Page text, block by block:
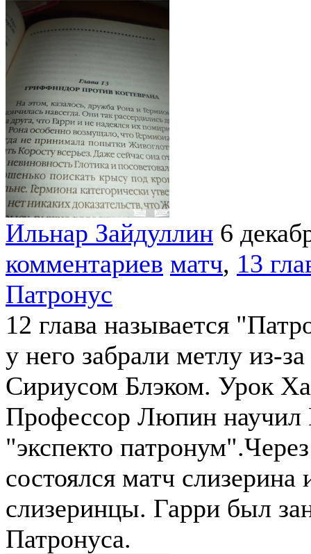
Ильнар Зайдуллин 6
комментариев матч, 13
Патронус
12 глава называется
у него забрали метлу из-
Сириусом Блэком. Урок
Профессор Люпин научил
"экспекто
состоялся матч слизерина
слизеринцы. Гарри был
Патронуса.